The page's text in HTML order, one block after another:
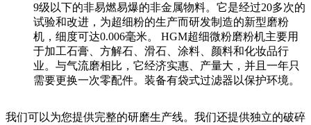
9级以下的非易燃易爆的非金属物料。它是经过20多次的
试验和改进，为超细粉的生产而研发制造的新型磨粉
机，细度可达0.006毫米。 HGM超细微粉磨粉机主要用
于加工石膏、方解石、滑石、涂料、颜料和化妆品行
业。与气流磨相比，它经济实惠、产量大，并且一年只
需要更换一次零配件。装备有袋式过滤器以保护环境。
我们可以为您提供完整的研磨生产线。我们还提供独立的破碎